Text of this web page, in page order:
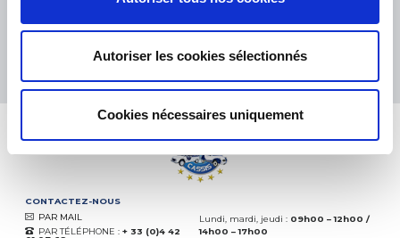
Autoriser les cookies sélectionnés
Cookies nécessaires uniquement
Excellent:4.5/5
(depuis 2018)
CONTACTEZ-NOUS
PAR MAIL
PAR TÉLÉPHONE : + 33 (0)4 42
Lundi, mardi, jeudi : 09h00 – 12h00 /
14h00 – 17h00